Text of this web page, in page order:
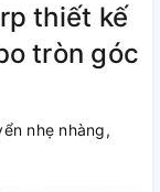
thiết kế
tròn góc
nhẹ nhàng,